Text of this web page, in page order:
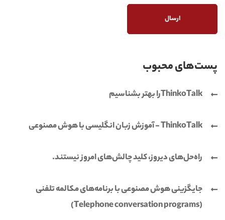
پست‌های محبوب
ThinkoTalkرا بهتر بشناسیم
ThinkoTalk - آموزش زبان انگلیسی با هوش مصنوعی
راه‌حل‌های دیروز، کلید چالش‌های امروز نیستند.
جایگزینی هوش مصنوعی با برنامه‌های مکالمه تلفنی
(Telephone conversation programs)